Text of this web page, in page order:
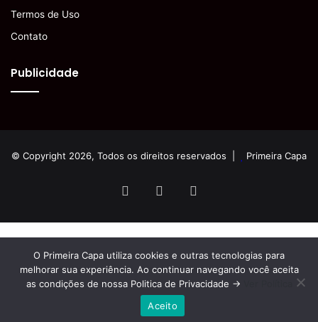
Termos de Uso
Contato
Publicidade
© Copyright 2026, Todos os direitos reservados | Primeira Capa
FacebookYouTube
O Primeira Capa utiliza cookies e outras tecnologias para
melhorar sua experiência. Ao continuar navegando você aceita
as condições de nossa Politica de Privacidade ->
Aceito